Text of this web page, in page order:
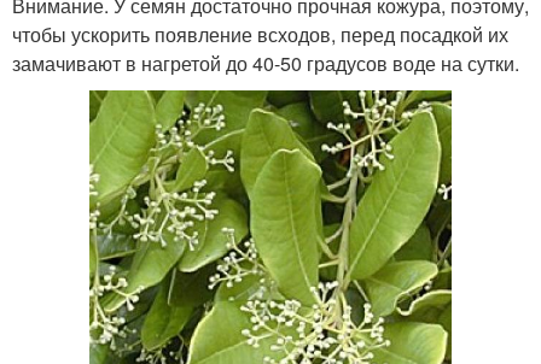
чтобы ускорить появление всходов, перед посадкой их
замачивают в нагретой до 40-50 градусов воде на сутки.